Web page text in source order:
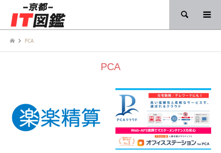
検索
PCA
PCA